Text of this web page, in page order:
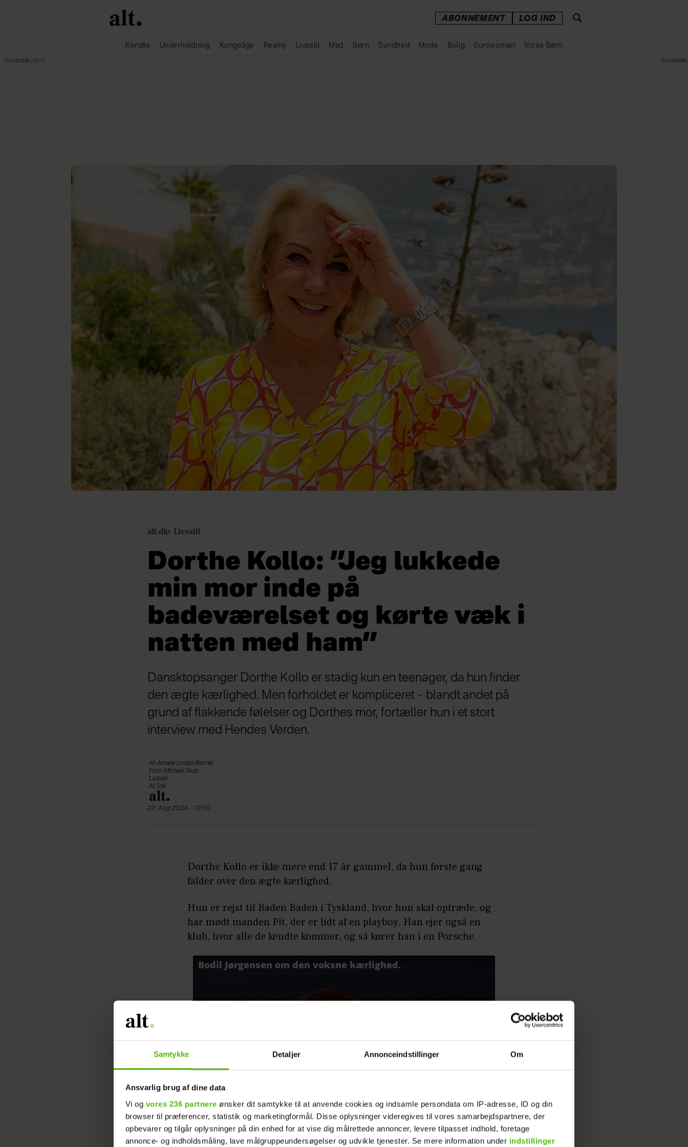
Samtykke Detaljer Annonceindstillinger Om
Ansvarlig brug af dine data
Vi og vores 236 partnere ønsker dit samtykke til at anvende cookies og indsamle persondata om IP-adresse, ID og din
browser til præferencer, statistik og marketingformål. Disse oplysninger videregives til vores samarbejdspartnere, der
opbevarer og tilgår oplysninger på din enhed for at vise dig målrettede annoncer, levere tilpasset indhold, foretage
annonce- og indholdsmåling, lave målgruppeundersøgelser og udvikle tjenester. Se mere information under indstillinger
ABONNEMENT LOG IND
Kendte Underholdning Kongelige Reality Livsstil Mad Børn Sundhed Mode Bolig Eurowoman Vores Børn
alt.dk Livsstil
Dorthe Kollo: ”Jeg lukkede
min mor inde på
badeværelset og kørte væk i
natten med ham”
Dansktopsanger Dorthe Kollo er stadig kun en teenager, da hun finder
den ægte kærlighed. Men forholdet er kompliceret – blandt andet på
grund af flakkende følelser og Dorthes mor, fortæller hun i et stort
interview med Hendes Verden.
Af: Amalie Louise Bernitt
Foto: Michael Stub
Livsstil
ALT.dk
23. Aug 2024 - 10:00
Dorthe Kollo er ikke mere end 17 år gammel, da hun første gang
falder over den ægte kærlighed.
Hun er rejst til Baden Baden i Tyskland, hvor hun skal optræde, og
har mødt manden Pit, der er lidt af en playboy. Han ejer også en
klub, hvor alle de kendte kommer, og så kører han i en Porsche.
Annonce Annonce